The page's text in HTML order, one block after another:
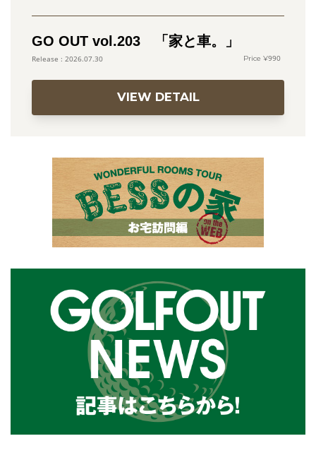
GO OUT vol.203 「家と車。」
2026.07.30 990
VIEW DETAIL